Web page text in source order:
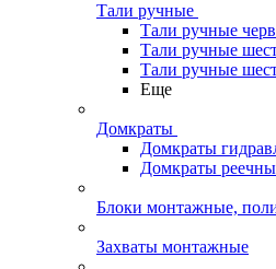
Тали ручные
Тали ручные
Тали ручные
Тали ручные
Еще
Домкраты
Домкраты
Домкраты
Блоки монтажные,
Захваты монтажные